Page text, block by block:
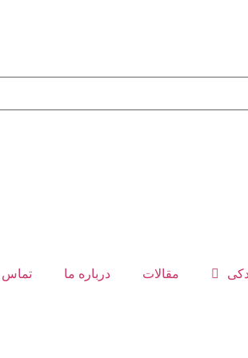
مقالات درباره ما تماس